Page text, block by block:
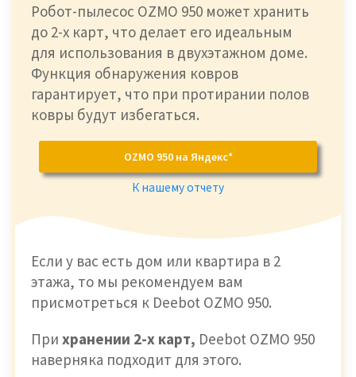
Робот-пылесос OZMO 950 может хранить
до 2-х карт, что делает его идеальным
для использования в двухэтажном доме.
Функция обнаружения ковров
гарантирует, что при протирании полов
ковры будут избегаться.
OZMO 950 на Яндекс*
К нашему отчету
Если у вас есть дом или квартира в 2
этажа, то мы рекомендуем вам
присмотреться к Deebot OZMO 950.
При хранении 2-х карт, Deebot OZMO 950
наверняка подходит для этого.